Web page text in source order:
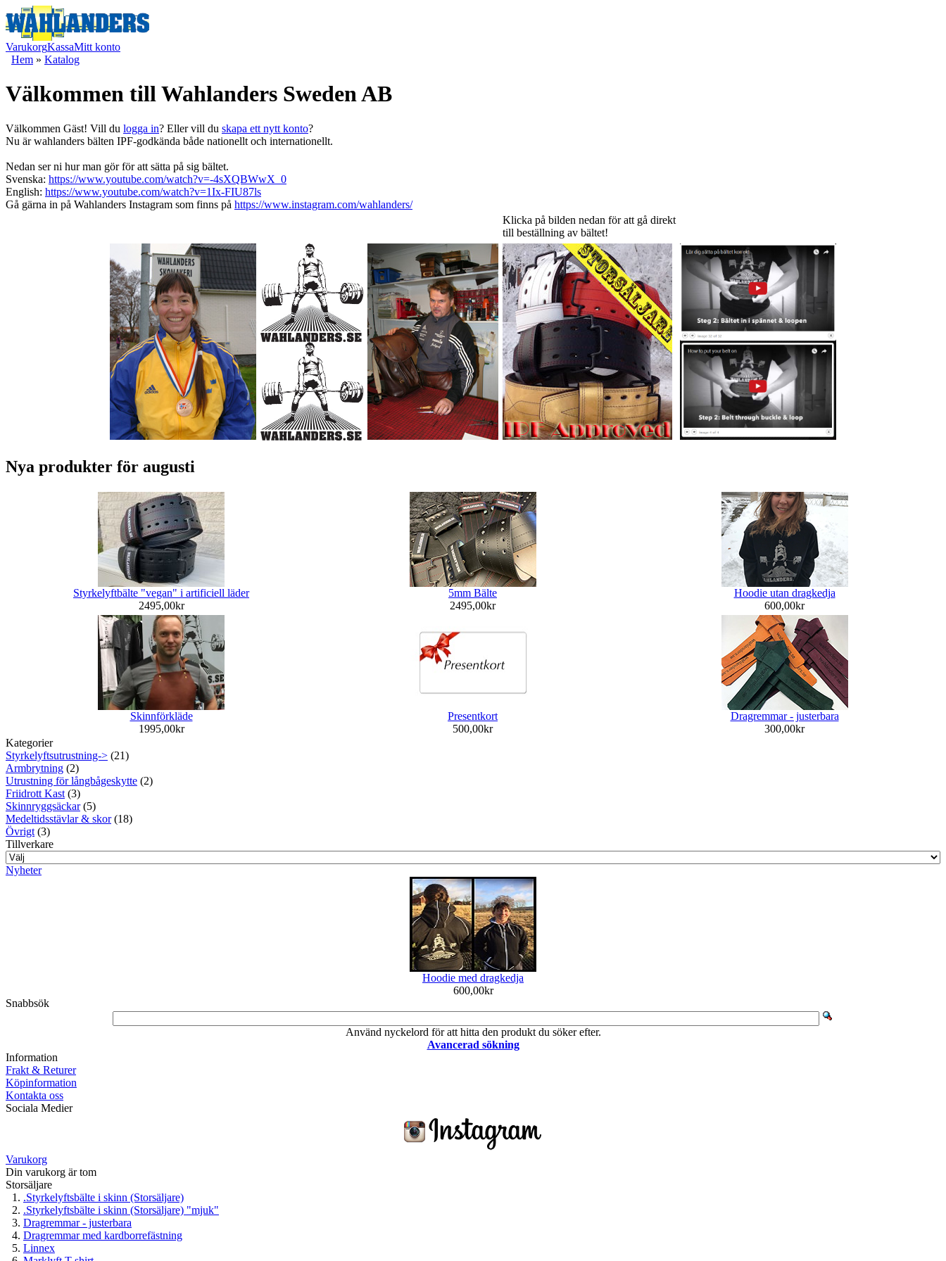
VarukorgKassaMitt konto
Hem » Katalog
Välkommen till Wahlanders Sweden AB
Välkommen Gäst! Vill du logga in? Eller vill du skapa ett nytt konto?
Nu är wahlanders bälten IPF-godkända både nationellt och internationellt.
Nedan ser ni hur man gör för att sätta på sig bältet.
Svenska: https://www.youtube.com/watch?v=-4sXQBWwX_0
English: https://www.youtube.com/watch?v=1Ix-FIU87ls
Gå gärna in på Wahlanders Instagram som finns på https://www.instagram.com/wahlanders/
Klicka på bilden nedan för att gå direkt
till beställning av bältet!
Nya produkter för augusti
Styrkelyftbälte "vegan" i artificiell läder
2495,00kr
5mm Bälte
2495,00kr
Hoodie utan dragkedja
600,00kr
Skinnförkläde
1995,00kr
Presentkort
500,00kr
Dragremmar - justerbara
300,00kr
Kategorier
Styrkelyftsutrustning-> (21)
Armbrytning (2)
Utrustning för långbågeskytte (2)
Friidrott Kast (3)
Skinnryggsäckar(5)
Medeltidsstävlar & skor(18)
Övrigt (3)
Tillverkare
Nyheter
Hoodie med dragkedja
600,00kr
Snabbsök
Använd nyckelord för att hitta den produkt du söker efter.
Avancerad sökning
Information
Frakt & Returer
Köpinformation
Kontakta oss
Sociala Medier
Varukorg
Din varukorg är tom
Storsäljare
.Styrkelyftsbälte i skinn (Storsäljare)
.Styrkelyftsbälte i skinn (Storsäljare) "mjuk"
Dragremmar - justerbara
Dragremmar med kardborrefästning
Linnex